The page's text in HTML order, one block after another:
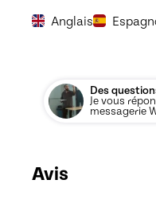
Anglais
Des
Je vous
messagerie
Avis